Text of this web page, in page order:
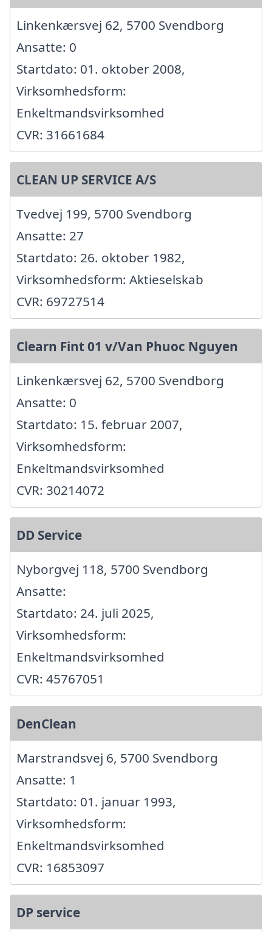
Linkenkærsvej 62, 5700 Svendborg
Ansatte: 0
Startdato: 01. oktober 2008,
Virksomhedsform:
Enkeltmandsvirksomhed
CVR: 31661684
CLEAN UP SERVICE A/S
Tvedvej 199, 5700 Svendborg
Ansatte: 27
Startdato: 26. oktober 1982,
Virksomhedsform: Aktieselskab
CVR: 69727514
Clearn Fint 01 v/Van Phuoc Nguyen
Linkenkærsvej 62, 5700 Svendborg
Ansatte: 0
Startdato: 15. februar 2007,
Virksomhedsform:
Enkeltmandsvirksomhed
CVR: 30214072
DD Service
Nyborgvej 118, 5700 Svendborg
Ansatte:
Startdato: 24. juli 2025,
Virksomhedsform:
Enkeltmandsvirksomhed
CVR: 45767051
DenClean
Marstrandsvej 6, 5700 Svendborg
Ansatte: 1
Startdato: 01. januar 1993,
Virksomhedsform:
Enkeltmandsvirksomhed
CVR: 16853097
DP service